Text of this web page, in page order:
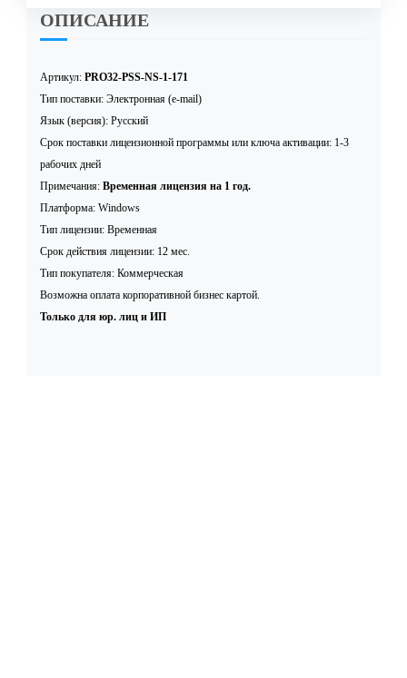
ОПИСАНИЕ
Артикул: PRO32-PSS-NS-1-171
Тип поставки: Электронная (e-mail)
Язык (версия): Русский
Срок поставки лицензионной программы или ключа активации: 1-3
рабочих дней
Примечания: Временная лицензия на 1 год.
Платформа: Windows
Тип лицензии: Временная
Срок действия лицензии: 12 мес.
Тип покупателя: Коммерческая
Возможна оплата корпоративной бизнес картой.
Только для юр. лиц и ИП